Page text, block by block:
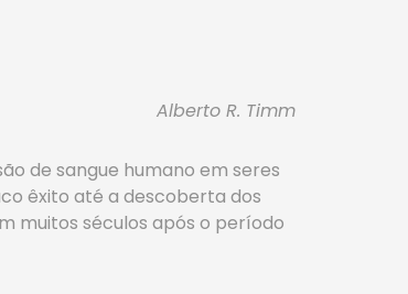
Alberto R. Timm
de sangue humano em seres
êxito até a descoberta dos
muitos séculos após o período